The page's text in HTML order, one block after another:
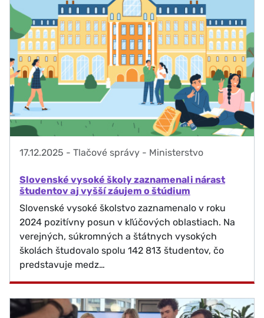
17.12.2025 - Tlačové správy - Ministerstvo
Slovenské vysoké školy zaznamenali nárast
študentov aj vyšší záujem o štúdium
Slovenské vysoké školstvo zaznamenalo v roku
2024 pozitívny posun v kľúčových oblastiach. Na
verejných, súkromných a štátnych vysokých
školách študovalo spolu 142 813 študentov, čo
predstavuje medz…